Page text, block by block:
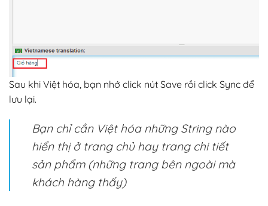
Sau khi Việt hóa, bạn nhớ click nút Save rồi click Sync để
lưu lại.
Bạn chỉ cần Việt hóa những String nào
hiển thị ở trang chủ hay trang chi tiết
sản phẩm (những trang bên ngoài mà
khách hàng thấy)